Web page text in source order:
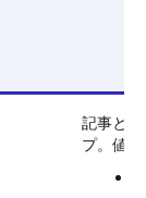
記事と
プ。値